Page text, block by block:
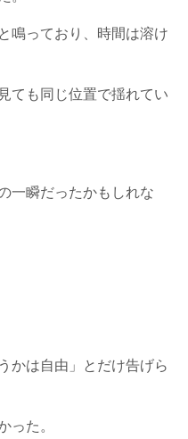
鳴っており、時間は溶け
ても同じ位置で揺れてい
一瞬だったかもしれな
かは自由」とだけ告げら
った。